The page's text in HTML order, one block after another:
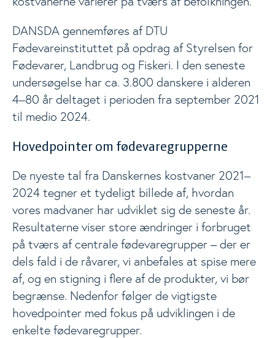
DANSDA gennemføres af DTU
Fødevareinstituttet på opdrag af Styrelsen for
Fødevarer, Landbrug og Fiskeri. I den seneste
undersøgelse har ca. 3.800 danskere i alderen
4–80 år deltaget i perioden fra september 2021
til medio 2024.
Hovedpointer om fødevaregrupperne
De nyeste tal fra Danskernes kostvaner 2021–
2024 tegner et tydeligt billede af, hvordan
vores madvaner har udviklet sig de seneste år.
Resultaterne viser store ændringer i forbruget
på tværs af centrale fødevaregrupper – der er
dels fald i de råvarer, vi anbefales at spise mere
af, og en stigning i flere af de produkter, vi bør
begrænse. Nedenfor følger de vigtigste
hovedpointer med fokus på udviklingen i de
enkelte fødevaregrupper.